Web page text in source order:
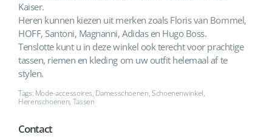
Kaiser.
Heren kunnen kiezen uit merken zoals Floris van Bommel,
HOFF, Santoni, Magnanni, Adidas en Hugo Boss.
Tenslotte kunt u in deze winkel ook terecht voor prachtige
tassen, riemen en kleding om uw outfit helemaal af te
stylen.
Tags: Mode-accessoires, Damesschoenen, Schoenenwinkel,
Herenschoenen, Tassen
Contact